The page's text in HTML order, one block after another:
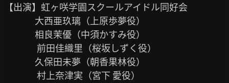
【出演】虹ヶ咲学園スクールアイドル同好会
村上奈津実（宮下 愛役）